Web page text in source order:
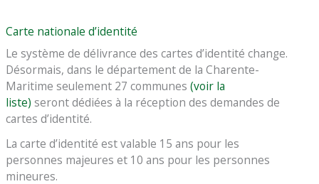
Carte nationale d’identité
Le système de délivrance des cartes d’identité change.
Désormais, dans le département de la Charente-
Maritime seulement 27 communes(voir la
liste) seront dédiées à la réception des demandes de
cartes d’identité.
La carte d’identité est valable 15 ans pour les
personnes majeures et 10 ans pour les personnes
mineures.